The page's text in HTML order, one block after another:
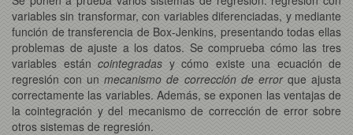
variables sin transformar, con variables diferenciadas, y mediante
función de transferencia de Box-Jenkins, presentando todas ellas
problemas de ajuste a los datos. Se comprueba cómo las tres
variables están cointegradas y cómo existe una ecuación de
regresión con unmecanismo de corrección de errorque ajusta
correctamente las variables. Además, se exponen las ventajas de
la cointegración y del mecanismo de corrección de error sobre
otros sistemas de regresión.